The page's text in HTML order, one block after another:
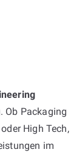
Ob Packaging
High Tech,
im